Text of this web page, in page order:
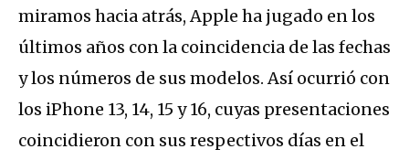
miramos hacia atrás, Apple ha jugado en los
últimos años con la coincidencia de las fechas
y los números de sus modelos. Así ocurrió con
los iPhone 13, 14, 15 y 16, cuyas presentaciones
coincidieron con sus respectivos días en el